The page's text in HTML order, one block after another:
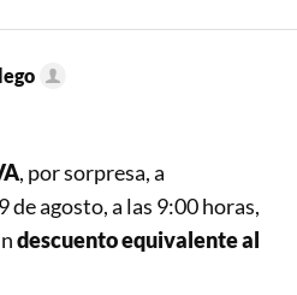
, por sorpresa, a
de agosto, a las 9:00 horas,
descuento equivalente al